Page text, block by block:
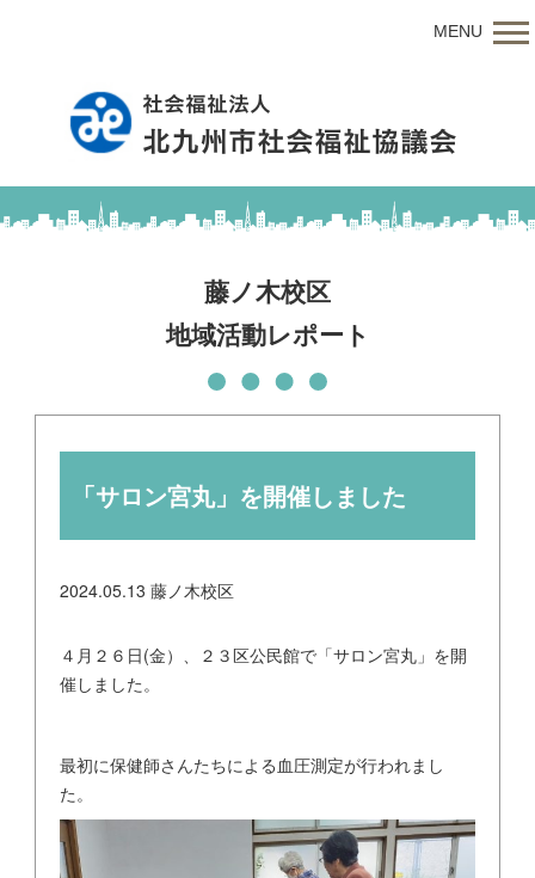
MENU
藤ノ木校区
地域活動レポート
「サロン宮丸」を開催しました
2024.05.13 藤ノ木校区
４月２６日(金）、２３区公民館で「サロン宮丸」を開
催しました。
最初に保健師さんたちによる血圧測定が行われまし
た。